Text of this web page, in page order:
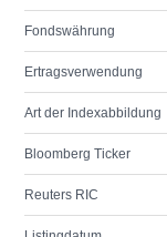
Fondswährung
Ertragsverwendung
Art der Indexabbildung
Bloomberg Ticker
Reuters RIC